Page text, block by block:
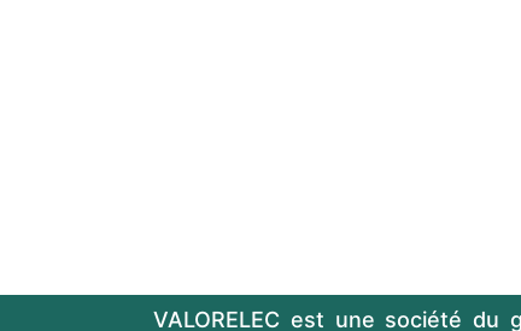
VALORELEC est une société du